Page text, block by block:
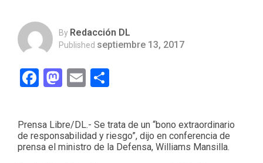
By Redacción DL
Published septiembre 13, 2017
Facebook
Mastodon
Email
Prensa Libre/DL.- Se trata de un “bono extraordinario
de responsabilidad y riesgo”, dijo en conferencia de
prensa el ministro de la Defensa, Williams Mansilla.